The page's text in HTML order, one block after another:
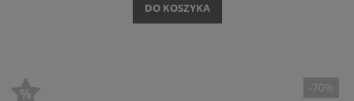
DO KOSZYKA
-70%